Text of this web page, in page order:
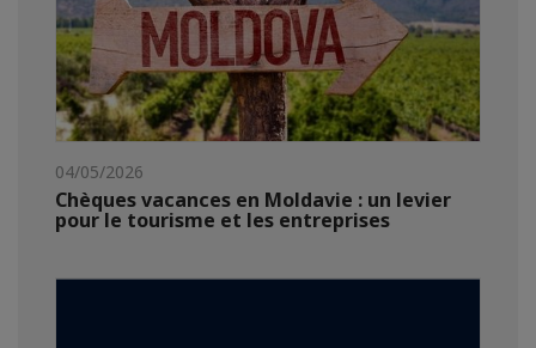
04/05/2026
Chèques vacances en Moldavie : un levier
pour le tourisme et les entreprises